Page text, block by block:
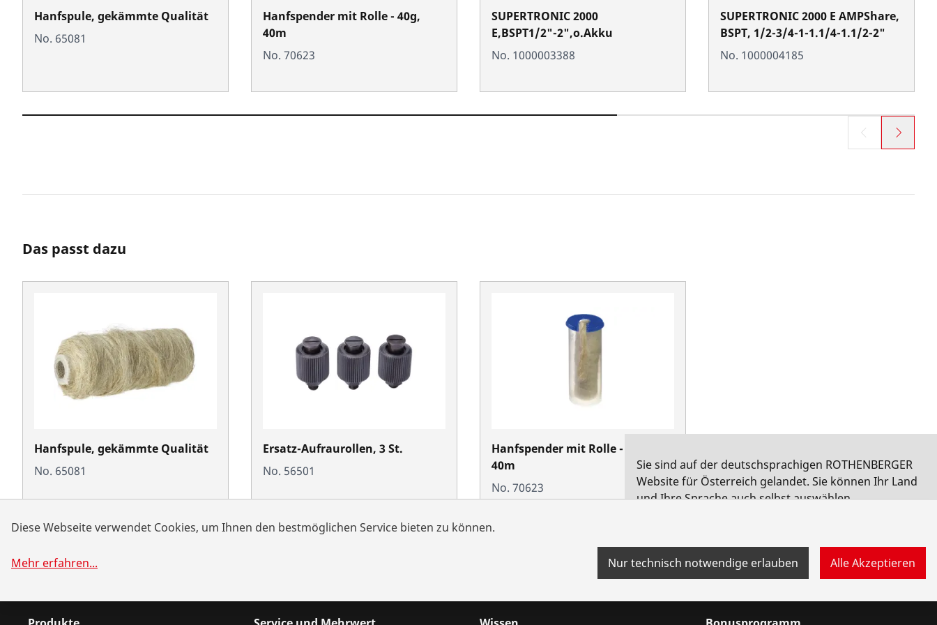
Hanfspule, gekämmte Qualität
No. 65081
Hanfspender mit Rolle - 40g,
40m
No. 70623
SUPERTRONIC 2000
E,BSPT1/2"-2",o.Akku
No. 1000003388
SUPERTRONIC 2000 E AMPShare,
BSPT, 1/2-3/4-1-1.1/4-1.1/2-2"
No. 1000004185
Das passt dazu
Hanfspule, gekämmte Qualität
No. 65081
Ersatz-Aufraurollen, 3 St.
No. 56501
Hanfspender mit Rolle - 40g,
40m
No. 70623
Sie sind auf der deutschsprachigen ROTHENBERGER
Website für Österreich gelandet. Sie können Ihr Land
und Ihre Sprache auch selbst auswählen.
Diese Webseite verwendet Cookies, um Ihnen den bestmöglichen Service bieten zu können.
Mehr erfahren... Nur technisch notwendige erlauben Alle Akzeptieren